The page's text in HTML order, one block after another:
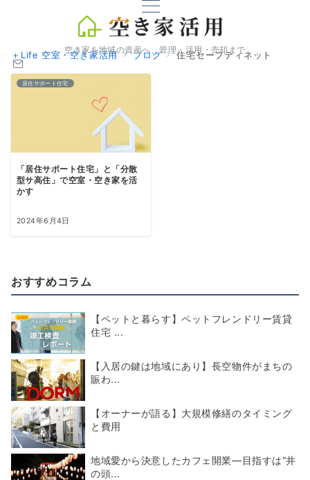
空き家を地域の資産へ、管理・活用・売却まで
＋Life 空室・空き家活用 ブログ 住宅セーフティネット
居住サポート住宅
「居住サポート住宅」と「分散
型サ高住」で空室・空き家を活
かす
2024年6月4日
おすすめコラム
【ペットと暮らす】ペットフレンドリー賃貸
住宅 ...
【入居の鍵は地域にあり】長空物件がまちの
賑わ...
【オーナーが語る】大規模修繕のタイミング
と費用
地域愛から決意したカフェ開業―目指すは“井
の頭...